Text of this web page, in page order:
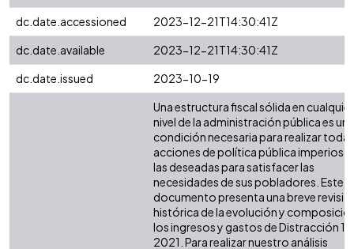
dc.date.accessioned
2023-12-21T14:30:41Z
dc.date.available
2023-12-21T14:30:41Z
dc.date.issued
2023-10-19
Una estructura fiscal sólida en cualquier
nivel de la administración pública es una
condición necesaria para realizar
acciones de política pública
las deseadas para satisfacer las
necesidades de sus pobladores. Este
documento presenta una breve
histórica de la evolución y
los ingresos y gastos de Distracción
2021. Para realizar nuestro análisis